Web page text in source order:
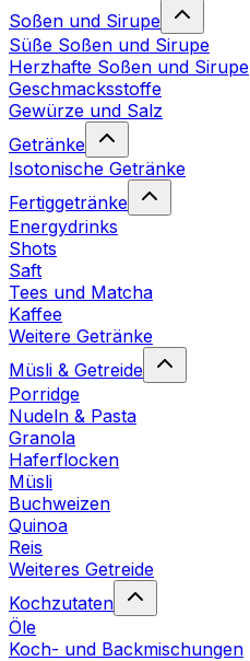
Soßen und Sirupe
Süße Soßen und Sirupe
Herzhafte Soßen und Sirupe
Geschmacksstoffe
Gewürze und Salz
Getränke
Isotonische Getränke
Fertiggetränke
Energydrinks
Shots
Saft
Tees und Matcha
Kaffee
Weitere Getränke
Müsli & Getreide
Porridge
Nudeln & Pasta
Granola
Haferflocken
Müsli
Buchweizen
Quinoa
Reis
Weiteres Getreide
Kochzutaten
Öle
Koch- und Backmischungen